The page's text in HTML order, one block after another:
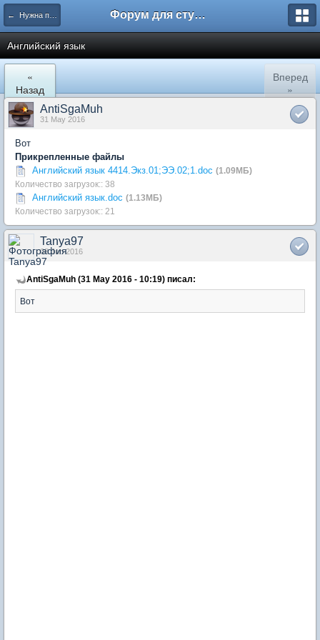
← Нужна помощь Форум для студента СГА
Английский язык
«
Назад
Вперед
»
AntiSgaMuh
31 May 2016
Вот
Прикрепленные файлы
Английский язык 4414.Экз.01;ЭЭ.02;1.doc (1.09МБ)
Количество загрузок:: 38
Английский язык.doc (1.13МБ)
Количество загрузок:: 21
Tanya97
08 Jun 2016
AntiSgaMuh (31 May 2016 - 10:19) писал:
Вот